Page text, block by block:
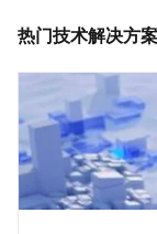
MediaBox音视频
热门技术解决方案